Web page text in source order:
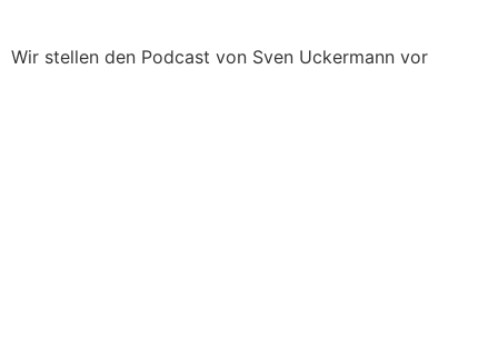
Wir stellen den Podcast von Sven Uckermann vor